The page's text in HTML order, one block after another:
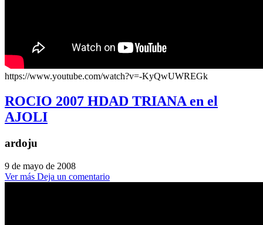
https://www.youtube.com/watch?v=-KyQwUWREGk
ROCIO 2007 HDAD TRIANA en el
AJOLI
ardoju
9 de mayo de 2008
Ver más Deja un comentario